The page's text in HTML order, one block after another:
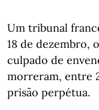
Um tribunal
18 de dezembro,
culpado de
morreram, entre
prisão perpétua.